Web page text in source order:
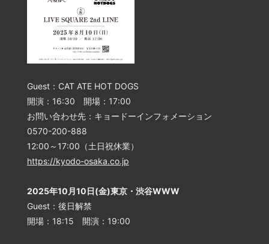
Guest：CAT ATE HOT DOGS
開演：16:30 開場：17:00
お問い合わせ先：キョードーインフォメーション
0570-200-888
12:00～17:00（土日祝休業）
https://kyodo-osaka.co.jp
2025年10月10日(金)東京・渋谷WWW
Guest：後日解禁
開場：18:15 開演：19:00